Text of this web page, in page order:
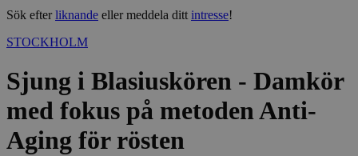
Sök efterliknande eller meddela ditt intresse!
STOCKHOLM
Sjung i Blasiuskören - Damkör
med fokus på metoden Anti-
Aging för rösten